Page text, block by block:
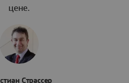
цене.
Страссер